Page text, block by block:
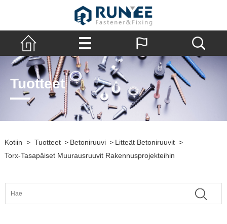
Tuotteet
Kotiin > Tuotteet > Betoniruuvi > Litteät Betoniruuvit >
Torx-Tasapäiset Muurausruuvit Rakennusprojekteihin